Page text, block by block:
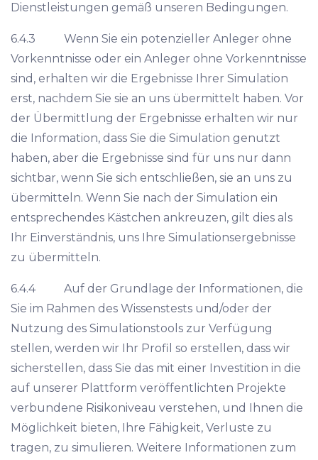
Dienstleistungen gemäß unseren Bedingungen.
6.4.3 Wenn Sie ein potenzieller Anleger ohne
Vorkenntnisse oder ein Anleger ohne Vorkenntnisse
sind, erhalten wir die Ergebnisse Ihrer Simulation
erst, nachdem Sie sie an uns übermittelt haben. Vor
der Übermittlung der Ergebnisse erhalten wir nur
die Information, dass Sie die Simulation genutzt
haben, aber die Ergebnisse sind für uns nur dann
sichtbar, wenn Sie sich entschließen, sie an uns zu
übermitteln. Wenn Sie nach der Simulation ein
entsprechendes Kästchen ankreuzen, gilt dies als
Ihr Einverständnis, uns Ihre Simulationsergebnisse
zu übermitteln.
6.4.4 Auf der Grundlage der Informationen, die
Sie im Rahmen des Wissenstests und/oder der
Nutzung des Simulationstools zur Verfügung
stellen, werden wir Ihr Profil so erstellen, dass wir
sicherstellen, dass Sie das mit einer Investition in die
auf unserer Plattform veröffentlichten Projekte
verbundene Risikoniveau verstehen, und Ihnen die
Möglichkeit bieten, Ihre Fähigkeit, Verluste zu
tragen, zu simulieren. Weitere Informationen zum